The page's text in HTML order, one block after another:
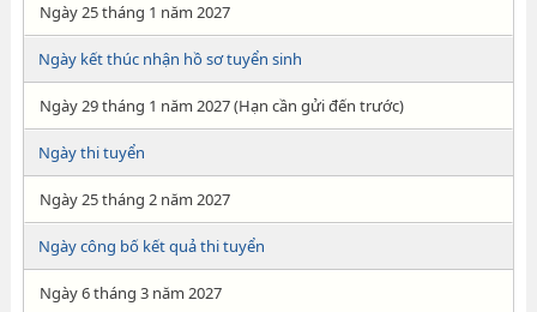
Ngày 25 tháng 1 năm 2027
Ngày kết thúc nhận hồ sơ tuyển sinh
Ngày 29 tháng 1 năm 2027 (Hạn cần gửi đến trước)
Ngày thi tuyển
Ngày 25 tháng 2 năm 2027
Ngày công bố kết quả thi tuyển
Ngày 6 tháng 3 năm 2027